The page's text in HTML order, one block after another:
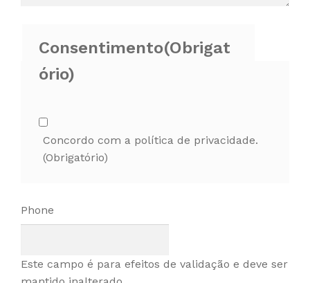
Consentimento(Obrigat
ório)
Concordo com a política de privacidade.
(Obrigatório)
Phone
Este campo é para efeitos de validação e deve ser